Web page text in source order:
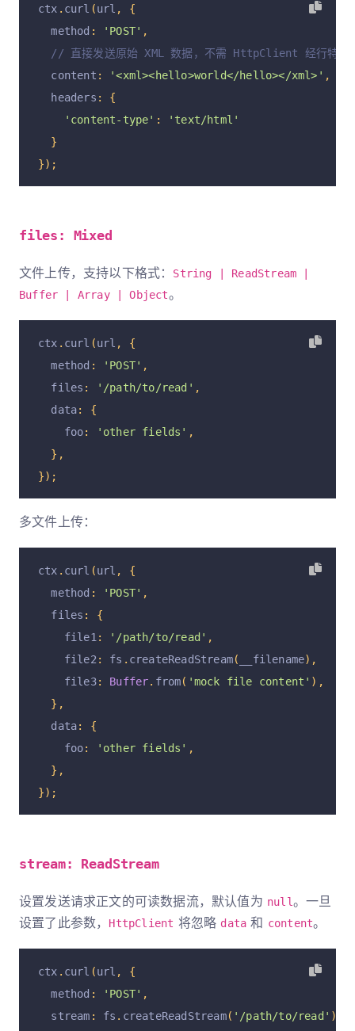
ctx . curl (url ,
{
  method
: 'POST' ,
// 直接发送原始 XML 数据，不需 HttpClient 经行特殊
  content
: '<xml><hello>world</hello></xml>' ,
  headers
:
{
'content-type' :
'text/html'
}
});
files: Mixed
文件上传，支持以下格式：
String | ReadStream |
Buffer | Array | Object。
ctx . curl (url ,
{
  method
: 'POST' ,
  files
: '/path/to/read' ,
  data
:
{
    foo
: 'other fields' ,
},
});
多文件上传：
ctx . curl (url ,
{
  method
: 'POST' ,
  files
:
{
    file1
: '/path/to/read' ,
    file2
: fs . createReadStream( __filename),
    file3
: Buffer. from( 'mock file content' ),
},
  data
:
{
    foo
: 'other fields' ,
},
});
stream: ReadStream
设置发送请求正文的可读数据流，默认值为 null。一旦
设置了此参数，
HttpClient 将忽略 data 和 content。
ctx . curl (url ,
{
  method
: 'POST' ,
  stream
: fs . createReadStream( '/path/to/read' ),